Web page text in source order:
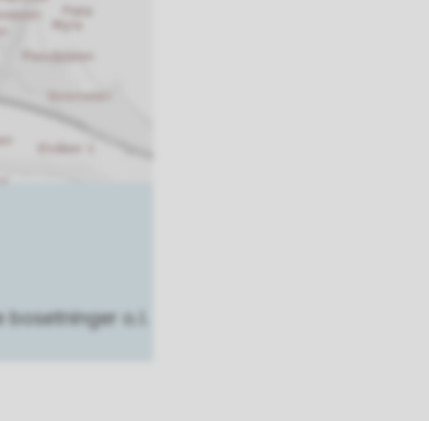
o.l.